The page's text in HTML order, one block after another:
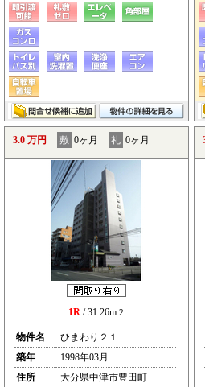
3.0 万円 敷 0ヶ月 礼 0ヶ月
1R / 31.26m 2
物件名
ひまわり２１
築年
1998年03月
住所
大分県中津市豊田町